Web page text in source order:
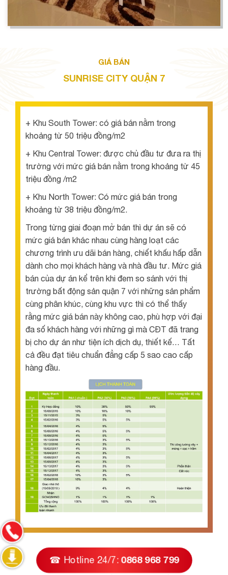
GIÁ BÁN
SUNRISE CITY QUẬN 7
+ Khu South Tower: có giá bán nằm trong
khoảng từ 50 triệu đồng/m2
+ Khu Central Tower: được chủ đầu tư đưa ra thị
trường với mức giá bán nằm trong khoảng từ 45
triệu đồng /m2
+ Khu North Tower: Có mức giá bán trong
khoảng từ 38 triệu đồng/m2.
Trong từng giai đoạn mở bán thì dự án sẽ có
mức giá bán khác nhau cùng hàng loạt các
chương trình ưu dãi bán hàng, chiết khấu hấp dẫn
dành cho mọi khách hàng và nhà đầu tư. Mức giá
bán của dự án kể trên khi đem so sánh với thị
trường bất động sản quận 7 với những sản phẩm
cùng phân khúc, cùng khu vực thì có thể thấy
rằng mức giá bán này không cao, phù hợp với đại
đa số khách hàng với những gì mà CĐT đã trang
bị cho dự án như tiện ích dịch dụ, thiết kế… Tất
cả đều đạt tiêu chuẩn đẳng cấp 5 sao cao cấp
hàng đầu.
☎ Hotline 24/7: 0868 968 799